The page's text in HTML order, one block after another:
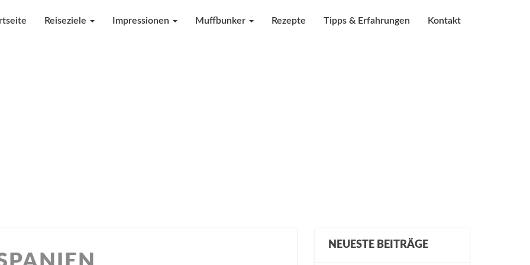
Reiseziele Impressionen Muffbunker Rezepte Tipps & Erfahrungen Kontakt
NEUESTE BEITRÄGE